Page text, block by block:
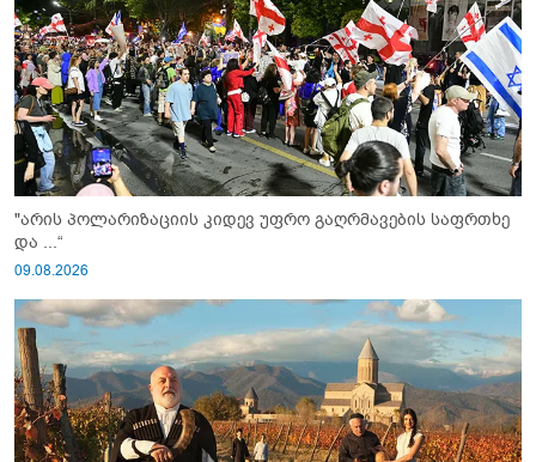
"არის პოლარიზაციის კიდევ უფრო გაღრმავების საფრთხე
და ...“
09.08.2026